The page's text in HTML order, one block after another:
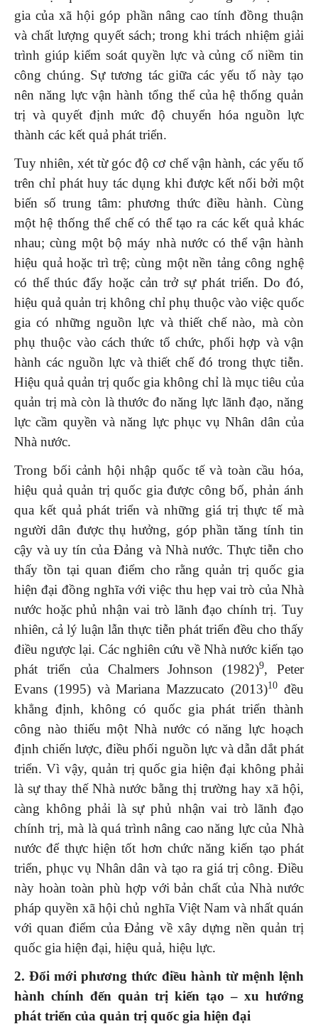
gia của xã hội góp phần nâng cao tính đồng thuận
và chất lượng quyết sách; trong khi trách nhiệm giải
trình giúp kiểm soát quyền lực và củng cố niềm tin
công chúng. Sự tương tác giữa các yếu tố này tạo
nên năng lực vận hành tổng thể của hệ thống quản
trị và quyết định mức độ chuyển hóa nguồn lực
thành các kết quả phát triển.
Tuy nhiên, xét từ góc độ cơ chế vận hành, các yếu tố
trên chỉ phát huy tác dụng khi được kết nối bởi một
biến số trung tâm: phương thức điều hành. Cùng
một hệ thống thể chế có thể tạo ra các kết quả khác
nhau; cùng một bộ máy nhà nước có thể vận hành
hiệu quả hoặc trì trệ; cùng một nền tảng công nghệ
có thể thúc đẩy hoặc cản trở sự phát triển. Do đó,
hiệu quả quản trị không chỉ phụ thuộc vào việc quốc
gia có những nguồn lực và thiết chế nào, mà còn
phụ thuộc vào cách thức tổ chức, phối hợp và vận
hành các nguồn lực và thiết chế đó trong thực tiễn.
Hiệu quả quản trị quốc gia không chỉ là mục tiêu của
quản trị mà còn là thước đo năng lực lãnh đạo, năng
lực cầm quyền và năng lực phục vụ Nhân dân của
Nhà nước.
Trong bối cảnh hội nhập quốc tế và toàn cầu hóa,
hiệu quả quản trị quốc gia được công bố, phản ánh
qua kết quả phát triển và những giá trị thực tế mà
người dân được thụ hưởng, góp phần tăng tính tin
cậy và uy tín của Đảng và Nhà nước. Thực tiễn cho
thấy tồn tại quan điểm cho rằng quản trị quốc gia
hiện đại đồng nghĩa với việc thu hẹp vai trò của Nhà
nước hoặc phủ nhận vai trò lãnh đạo chính trị. Tuy
nhiên, cả lý luận lẫn thực tiễn phát triển đều cho thấy
điều ngược lại. Các nghiên cứu về Nhà nước kiến tạo
phát triển của Chalmers Johnson (1982)9, Peter
Evans (1995) và Mariana Mazzucato (2013)10 đều
khẳng định, không có quốc gia phát triển thành
công nào thiếu một Nhà nước có năng lực hoạch
định chiến lược, điều phối nguồn lực và dẫn dắt phát
triển. Vì vậy, quản trị quốc gia hiện đại không phải
là sự thay thế Nhà nước bằng thị trường hay xã hội,
càng không phải là sự phủ nhận vai trò lãnh đạo
chính trị, mà là quá trình nâng cao năng lực của Nhà
nước để thực hiện tốt hơn chức năng kiến tạo phát
triển, phục vụ Nhân dân và tạo ra giá trị công. Điều
này hoàn toàn phù hợp với bản chất của Nhà nước
pháp quyền xã hội chủ nghĩa Việt Nam và nhất quán
với quan điểm của Đảng về xây dựng nền quản trị
quốc gia hiện đại, hiệu quả, hiệu lực.
2. Đổi mới phương thức điều hành từ mệnh lệnh
hành chính đến quản trị kiến tạo – xu hướng
phát triển của quản trị quốc gia hiện đại